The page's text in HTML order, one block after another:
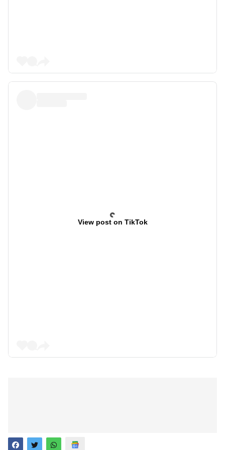
View post on TikTok